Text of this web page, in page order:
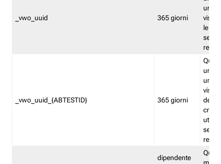
_vwo_uuid 365 giorni
le
_vwo_uuid_{ABTESTID} 365 giorni
un
del
dipendente